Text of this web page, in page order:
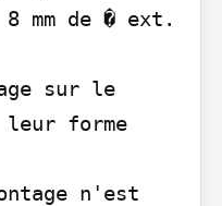
mm de � ext.
sur le
leur forme
n'est